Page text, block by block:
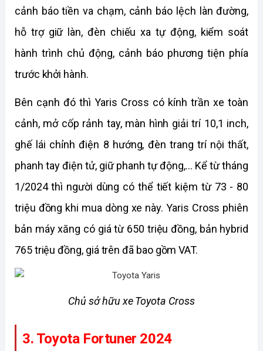
cảnh báo tiền va chạm, cảnh báo lệch làn đường,
hỗ trợ giữ làn, đèn chiếu xa tự động, kiểm soát
hành trình chủ động, cảnh báo phương tiện phía
trước khởi hành.
Bên cạnh đó thì Yaris Cross có kính trần xe toàn
cảnh, mở cốp rảnh tay, màn hình giải trí 10,1 inch,
ghế lái chỉnh điện 8 hướng, đèn trang trí nội thất,
phanh tay điện tử, giữ phanh tự động,... Kể từ tháng
1/2024 thì người dùng có thể tiết kiệm từ 73 - 80
triệu đồng khi mua dòng xe này. Yaris Cross phiên
bản máy xăng có giá từ 650 triệu đồng, bản hybrid
765 triệu đồng, giá trên đã bao gồm VAT.
Chủ sở hữu xe Toyota Cross
3. Toyota Fortuner 2024